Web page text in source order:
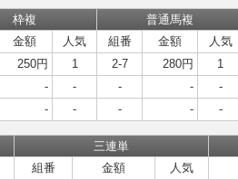
枠複 普通馬複
金額 人気 組番 金額 人気
250円 1 2-7 280円 1
- - - - -
- - - - -
三連単
組番 金額
人気